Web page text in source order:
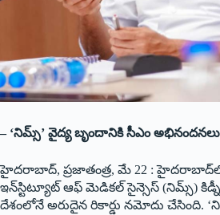
– ‘నిమ్స్’ వైద్య బృందానికి సీఎం అభినందనలు
హైదరాబాద్, ప్రజాతంత్ర, మే 22 :
ఇన్‌స్టిట్యూట్ ఆఫ్ మెడికల్ సైన్సెస్ (నిమ్స్)
దేశంలోనే అరుదైన రికార్డు నమోదు చేసింది.